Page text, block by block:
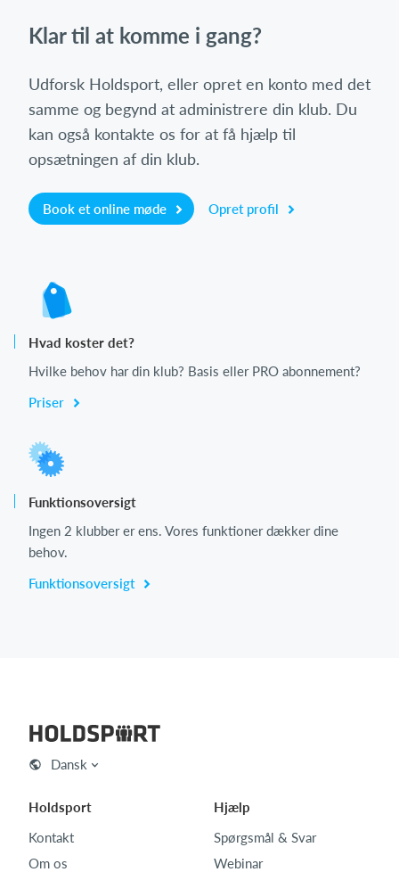
Klar til at komme i gang?
Udforsk Holdsport, eller opret en konto med det
samme og begynd at administrere din klub. Du
kan også kontakte os for at få hjælp til
opsætningen af din klub.
Book et online møde Opret profil
Hvad koster det?
Hvilke behov har din klub? Basis eller PRO abonnement?
Priser
Funktionsoversigt
Ingen 2 klubber er ens. Vores funktioner dækker dine
behov.
Funktionsoversigt
Dansk
Holdsport
Kontakt
Om os
Hjælp
Spørgsmål & Svar
Webinar